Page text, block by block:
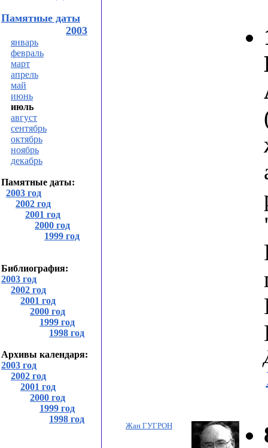
Памятные даты
2003
январь
февраль
март
апрель
май
июнь
июль
август
сентябрь
октябрь
ноябрь
декабрь
Памятные даты:
2003 год
2002 год
2001 год
2000 год
1999 год
Библиография:
2003 год
2002 год
2001 год
2000 год
1999 год
1998 год
Архивы календаря:
2003 год
2002 год
2001 год
2000 год
1999 год
1998 год
Жан ГУГРОН